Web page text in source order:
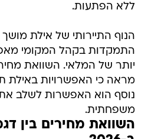
ללא הפתעות.
הנוף התיירותי של אילת
התמקדות בקהל המקומי
יותר של המלאי. השוואת
מראה כי האפשרויות באילת
נוסף הוא האפשרות לשלב
משפחתית.
השוואת מחירים בין